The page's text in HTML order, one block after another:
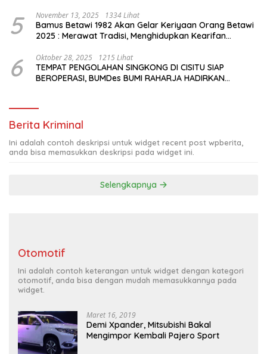
5 November 13, 2025 1334 Lihat
Bamus Betawi 1982 Akan Gelar Keriyaan Orang Betawi
2025 : Merawat Tradisi, Menghidupkan Kearifan
6 Oktober 28, 2025 1215 Lihat
TEMPAT PENGOLAHAN SINGKONG DI CISITU SIAP
BEROPERASI, BUMDes BUMI RAHARJA HADIRKAN
Berita Kriminal
Ini adalah contoh deskripsi untuk widget recent post wpberita,
anda bisa memasukkan deskripsi pada widget ini.
Selengkapnya
Otomotif
Ini adalah contoh keterangan untuk widget dengan kategori
otomotif, anda bisa dengan mudah memasukkannya pada
widget.
Maret 16, 2019
Demi Xpander, Mitsubishi Bakal
Mengimpor Kembali Pajero Sport